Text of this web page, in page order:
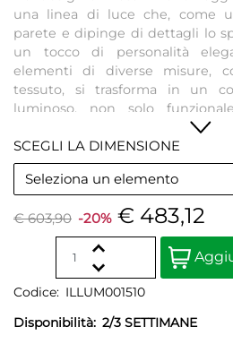
una linea di luce che, come
parete e dipinge di dettagli lo
un tocco di personalità
elementi di diverse misure,
tessuto, si trasforma in un
luminoso, non solo
Disponibile come applique
elemento di carattere e senza
spazi più vari, dall’hospitality al
SCEGLI LA DIMENSIONE
Seleziona un elemento
€ 603,90 -20% € 483,12
Quantity
Codice: ILLUM001510
Disponibilità: 2/3 SETTIMANE